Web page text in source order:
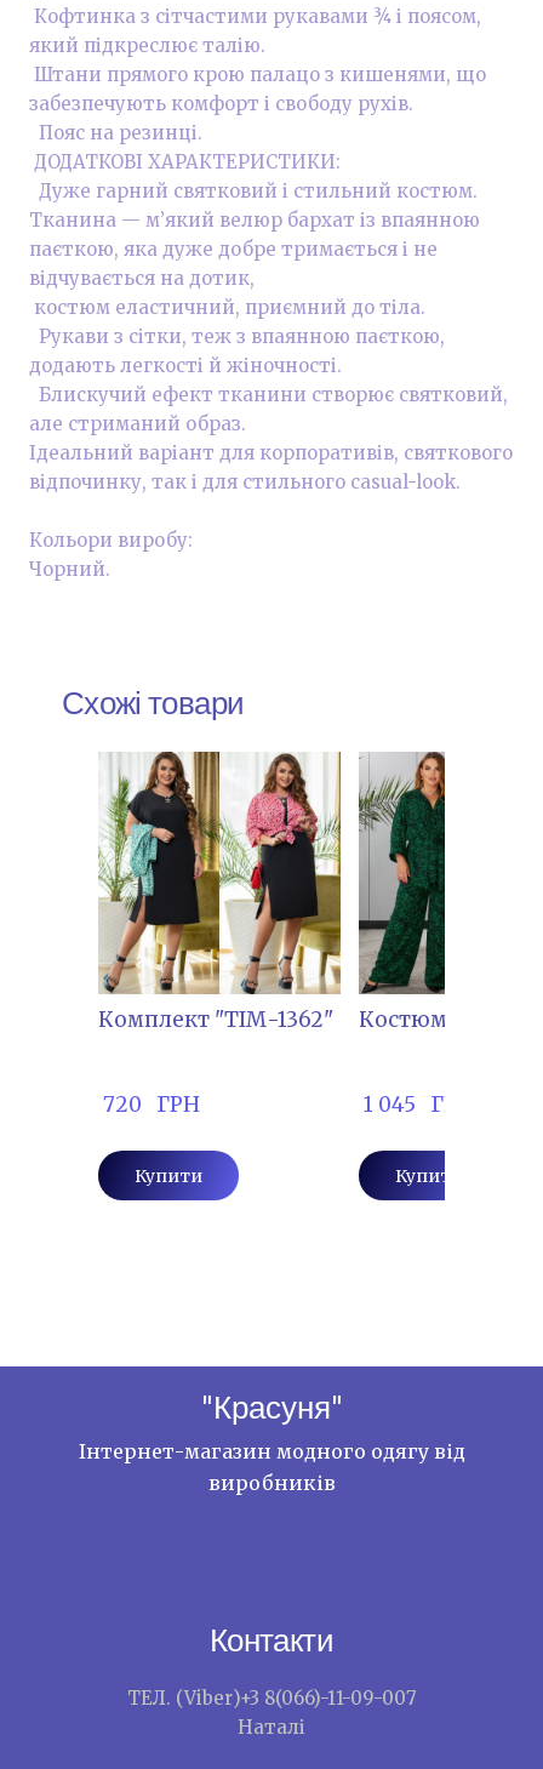
Кофтинка з сітчастими рукавами ¾ і поясом,
який підкреслює талію.
Штани прямого крою палацо з кишенями, що
забезпечують комфорт і свободу рухів.
Пояс на резинці.
ДОДАТКОВІ ХАРАКТЕРИСТИКИ:
Дуже гарний святковий і стильний костюм.
Тканина — м’який велюр бархат із впаянною
паєткою, яка дуже добре тримається і не
відчувається на дотик,
костюм еластичний, приємний до тіла.
Рукави з сітки, теж з впаянною паєткою,
додають легкості й жіночності.
Блискучий ефект тканини створює святковий,
але стриманий образ.
Ідеальний варіант для корпоративів, святкового
відпочинку, так і для стильного casual-look.
Кольори виробу:
Чорний.
Схожі товари
Комплект "ТІМ-1362"
720   ГРН
Купити
Костюм "ЗАЙ-
1 045   ГРН
Купити
"Красуня"
Інтернет-магазин модного одягу від
виробників
Контакти
ТЕЛ. (Viber)+3 8(066)-11-09-007
Наталі